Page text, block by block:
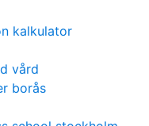
kalkulator
vård
borås